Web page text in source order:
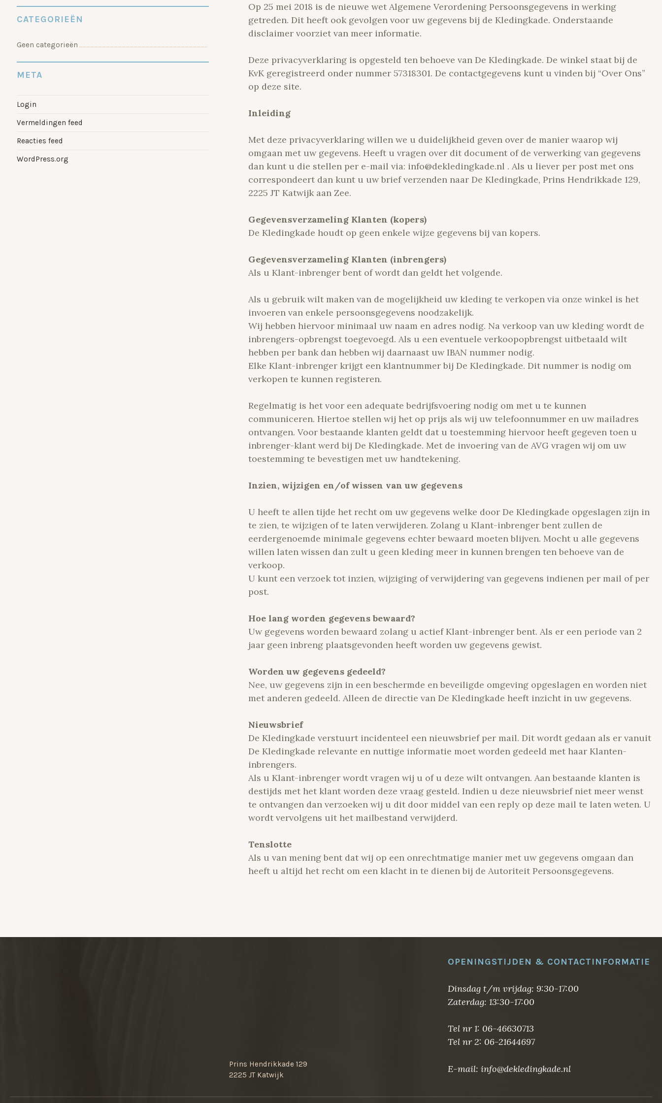
Op 25 mei 2018 is de nieuwe wet Algemene Verordening Persoonsgegevens in werking
getreden. Dit heeft ook gevolgen voor uw gegevens bij de Kledingkade. Onderstaande
disclaimer voorziet van meer informatie.
Deze privacyverklaring is opgesteld ten behoeve van De Kledingkade. De winkel staat bij de
KvK geregistreerd onder nummer 57318301. De contactgegevens kunt u vinden bij “Over Ons”
op deze site.
Inleiding
Met deze privacyverklaring willen we u duidelijkheid geven over de manier waarop wij
omgaan met uw gegevens. Heeft u vragen over dit document of de verwerking van gegevens
dan kunt u die stellen per e-mail via: info@dekledingkade.nl . Als u liever per post met ons
correspondeert dan kunt u uw brief verzenden naar De Kledingkade, Prins Hendrikkade 129,
2225 JT Katwijk aan Zee.
Gegevensverzameling Klanten (kopers)
De Kledingkade houdt op geen enkele wijze gegevens bij van kopers.
Gegevensverzameling Klanten (inbrengers)
Als u Klant-inbrenger bent of wordt dan geldt het volgende.
Als u gebruik wilt maken van de mogelijkheid uw kleding te verkopen via onze winkel is het
invoeren van enkele persoonsgegevens noodzakelijk.
Wij hebben hiervoor minimaal uw naam en adres nodig. Na verkoop van uw kleding wordt de
inbrengers-opbrengst toegevoegd. Als u een eventuele verkoopopbrengst uitbetaald wilt
hebben per bank dan hebben wij daarnaast uw IBAN nummer nodig.
Elke Klant-inbrenger krijgt een klantnummer bij De Kledingkade. Dit nummer is nodig om
verkopen te kunnen registeren.
Regelmatig is het voor een adequate bedrijfsvoering nodig om met u te kunnen
communiceren. Hiertoe stellen wij het op prijs als wij uw telefoonnummer en uw mailadres
ontvangen. Voor bestaande klanten geldt dat u toestemming hiervoor heeft gegeven toen u
inbrenger-klant werd bij De Kledingkade. Met de invoering van de AVG vragen wij om uw
toestemming te bevestigen met uw handtekening.
Inzien, wijzigen en/of wissen van uw gegevens
U heeft te allen tijde het recht om uw gegevens welke door De Kledingkade opgeslagen zijn in
te zien, te wijzigen of te laten verwijderen. Zolang u Klant-inbrenger bent zullen de
eerdergenoemde minimale gegevens echter bewaard moeten blijven. Mocht u alle gegevens
willen laten wissen dan zult u geen kleding meer in kunnen brengen ten behoeve van de
verkoop.
U kunt een verzoek tot inzien, wijziging of verwijdering van gegevens indienen per mail of per
post.
Hoe lang worden gegevens bewaard?
Uw gegevens worden bewaard zolang u actief Klant-inbrenger bent. Als er een periode van 2
jaar geen inbreng plaatsgevonden heeft worden uw gegevens gewist.
Worden uw gegevens gedeeld?
Nee, uw gegevens zijn in een beschermde en beveiligde omgeving opgeslagen en worden niet
met anderen gedeeld. Alleen de directie van De Kledingkade heeft inzicht in uw gegevens.
Nieuwsbrief
De Kledingkade verstuurt incidenteel een nieuwsbrief per mail. Dit wordt gedaan als er vanuit
De Kledingkade relevante en nuttige informatie moet worden gedeeld met haar Klanten-
inbrengers.
Als u Klant-inbrenger wordt vragen wij u of u deze wilt ontvangen. Aan bestaande klanten is
destijds met het klant worden deze vraag gesteld. Indien u deze nieuwsbrief niet meer wenst
te ontvangen dan verzoeken wij u dit door middel van een reply op deze mail te laten weten. U
wordt vervolgens uit het mailbestand verwijderd.
Tenslotte
Als u van mening bent dat wij op een onrechtmatige manier met uw gegevens omgaan dan
heeft u altijd het recht om een klacht in te dienen bij de Autoriteit Persoonsgegevens.
CATEGORIEËN
Geen categorieën
META
Login
Vermeldingen feed
Reacties feed
WordPress.org
Prins Hendrikkade 129
2225 JT Katwijk
OPENINGSTIJDEN & CONTACTINFORMATIE
Dinsdag t/m vrijdag: 9:30-17:00
Zaterdag: 13:30-17:00
Tel nr 1: 06-46630713
Tel nr 2: 06-21644697
E-mail: info@dekledingkade.nl